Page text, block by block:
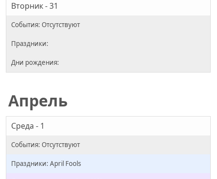
Вторник - 31
Апрель
Среда - 1
April Fools